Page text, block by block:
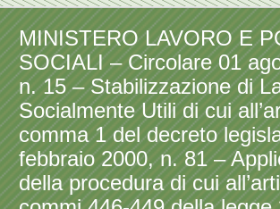
MINISTERO LAVORO E
SOCIALI – Circolare 01
n. 15 – Stabilizzazione di
Socialmente Utili di cui
comma 1 del decreto
febbraio 2000, n. 81 –
della procedura di cui